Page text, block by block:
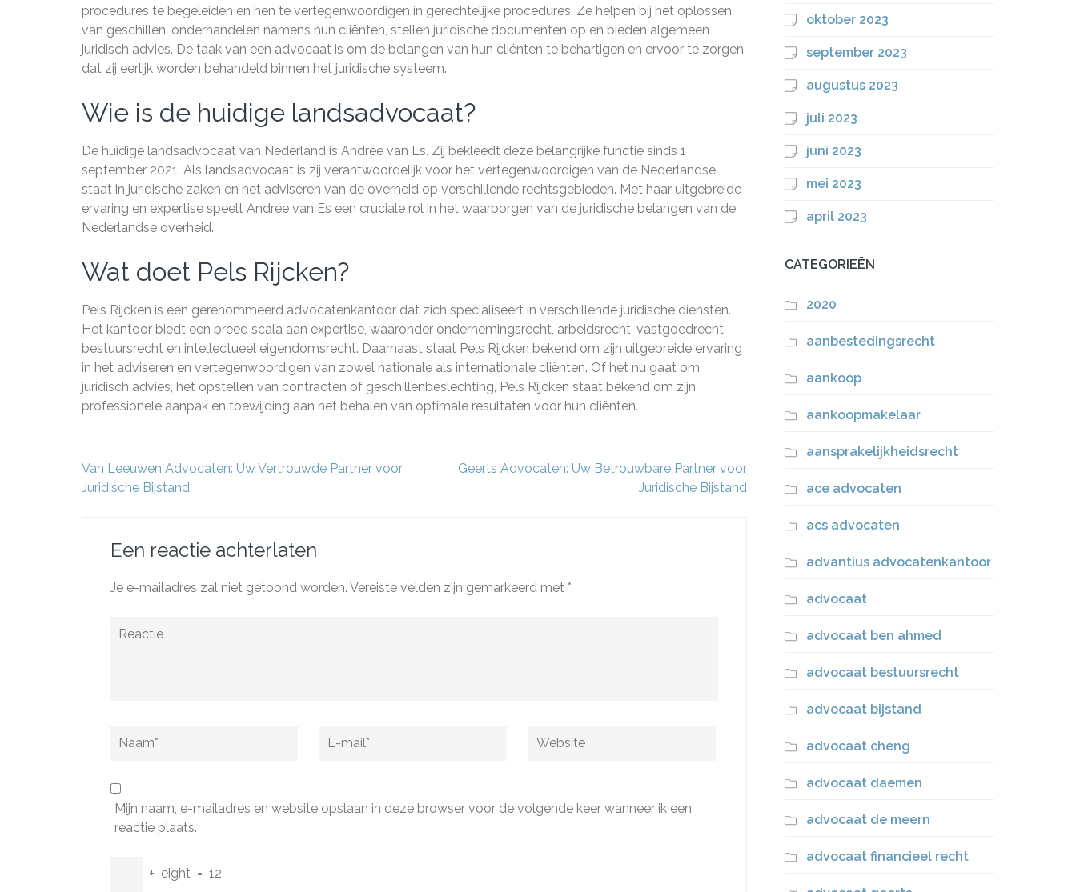
procedures te begeleiden en hen te vertegenwoordigen in gerechtelijke procedures. Ze helpen bij het oplossen
van geschillen, onderhandelen namens hun cliënten, stellen juridische documenten op en bieden algemeen
juridisch advies. De taak van een advocaat is om de belangen van hun cliënten te behartigen en ervoor te zorgen
dat zij eerlijk worden behandeld binnen het juridische systeem.
Wie is de huidige landsadvocaat?
De huidige landsadvocaat van Nederland is Andrée van Es. Zij bekleedt deze belangrijke functie sinds 1
september 2021. Als landsadvocaat is zij verantwoordelijk voor het vertegenwoordigen van de Nederlandse
staat in juridische zaken en het adviseren van de overheid op verschillende rechtsgebieden. Met haar uitgebreide
ervaring en expertise speelt Andrée van Es een cruciale rol in het waarborgen van de juridische belangen van de
Nederlandse overheid.
Wat doet Pels Rijcken?
Pels Rijcken is een gerenommeerd advocatenkantoor dat zich specialiseert in verschillende juridische diensten.
Het kantoor biedt een breed scala aan expertise, waaronder ondernemingsrecht, arbeidsrecht, vastgoedrecht,
bestuursrecht en intellectueel eigendomsrecht. Daarnaast staat Pels Rijcken bekend om zijn uitgebreide ervaring
in het adviseren en vertegenwoordigen van zowel nationale als internationale cliënten. Of het nu gaat om
juridisch advies, het opstellen van contracten of geschillenbeslechting, Pels Rijcken staat bekend om zijn
professionele aanpak en toewijding aan het behalen van optimale resultaten voor hun cliënten.
Berichtnavigatie
Van Leeuwen Advocaten: Uw Vertrouwde Partner voor
Juridische Bijstand
Geerts Advocaten: Uw Betrouwbare Partner voor
Juridische Bijstand
Een reactie achterlaten
Je e-mailadres zal niet getoond worden. Vereiste velden zijn gemarkeerd met *
Reactie
Naam
E-
Website
Mijn naam, e-mailadres en website opslaan in deze browser voor de volgende keer wanneer ik een
reactie plaats.
+ eight = 12
oktober 2023
september 2023
augustus 2023
juli 2023
juni 2023
mei 2023
april 2023
CATEGORIEËN
2020
aanbestedingsrecht
aankoop
aankoopmakelaar
aansprakelijkheidsrecht
ace advocaten
acs advocaten
advantius advocatenkantoor
advocaat
advocaat ben ahmed
advocaat bestuursrecht
advocaat bijstand
advocaat cheng
advocaat daemen
advocaat de meern
advocaat financieel recht